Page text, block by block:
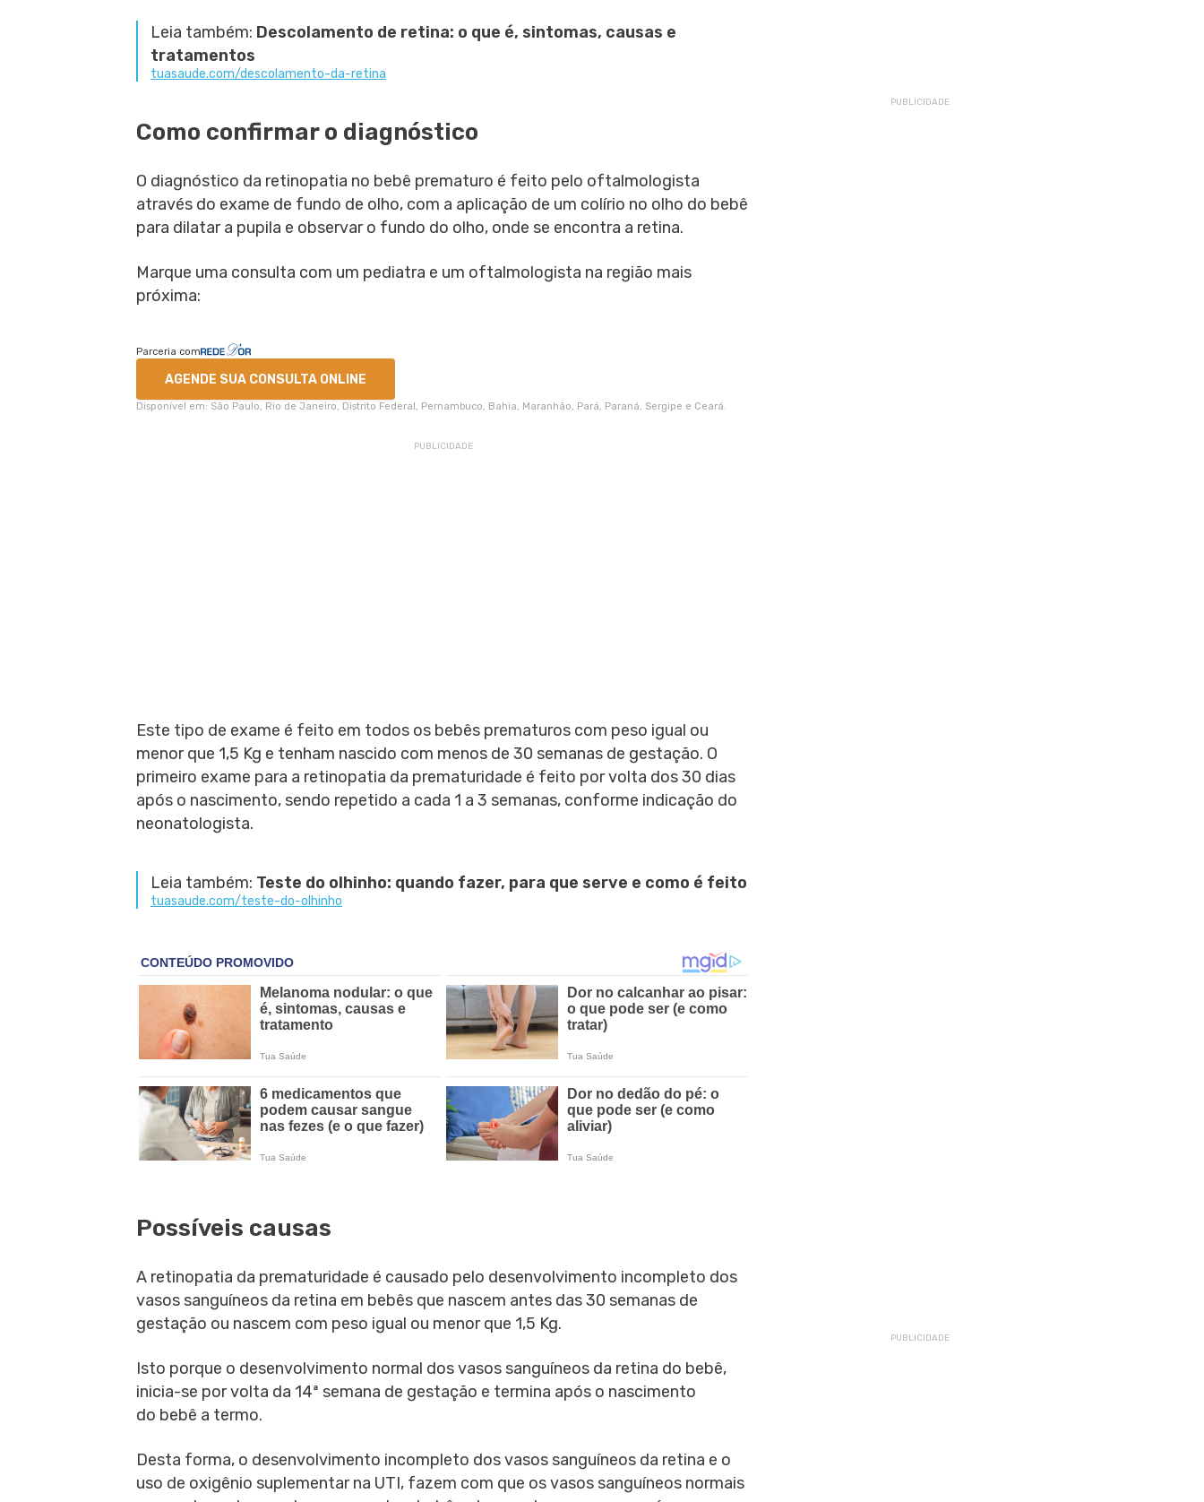
Leia também: Descolamento de retina: o que é, sintomas, causas e
tratamentos
tuasaude.com/descolamento-da-retina
Como confirmar o diagnóstico
O diagnóstico da retinopatia no bebê prematuro é feito pelo oftalmologista
através do exame de fundo de olho, com a aplicação de um colírio no olho do bebê
para dilatar a pupila e observar o fundo do olho, onde se encontra a retina.
Marque uma consulta com um pediatra e um oftalmologista na região mais
próxima:
Parceria com
AGENDE SUA CONSULTA ONLINE
Disponível em: São Paulo, Rio de Janeiro, Distrito Federal, Pernambuco, Bahia, Maranhão, Pará, Paraná, Sergipe e Ceará.
Este tipo de exame é feito em todos os bebês prematuros com peso igual ou
menor que 1,5 Kg e tenham nascido com menos de 30 semanas de gestação. O
primeiro exame para a retinopatia da prematuridade é feito por volta dos 30 dias
após o nascimento, sendo repetido a cada 1 a 3 semanas, conforme indicação do
neonatologista.
Leia também: Teste do olhinho: quando fazer, para que serve e como é feito
tuasaude.com/teste-do-olhinho
Possíveis causas
A retinopatia da prematuridade é causado pelo desenvolvimento incompleto dos
vasos sanguíneos da retina em bebês que nascem antes das 30 semanas de
gestação ou nascem com peso igual ou menor que 1,5 Kg.
Isto porque o desenvolvimento normal dos vasos sanguíneos da retina do bebê,
inicia-se por volta da 14ª semana de gestação e termina após o nascimento
do bebê a termo.
Desta forma, o desenvolvimento incompleto dos vasos sanguíneos da retina e o
uso de oxigênio suplementar na UTI, fazem com que os vasos sanguíneos normais